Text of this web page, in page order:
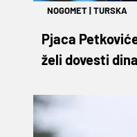
NOGOMET|TURSKA
Pjaca
želi dovesti